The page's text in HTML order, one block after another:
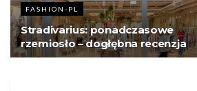
FASHION-PL
Stradivarius: ponadczasowe
rzemiosło – dogłębna recenzja